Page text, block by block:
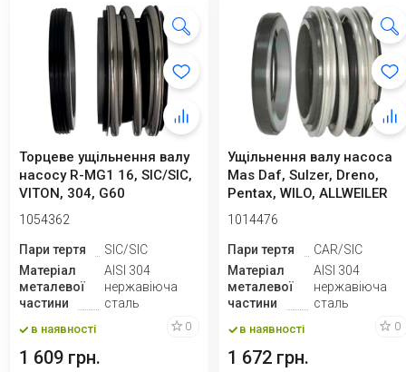
Торцеве ущільнення валу
насосу R-MG1 16, SIC/SIC,
VITON, 304, G60
1054362
Пари тертя
SIC/SIC
Матеріал
металевої
частини
AISI 304
нержавіюча
сталь
в наявності 0
1 609 грн.
Ущільнення валу насоса
Mas Daf, Sulzer, Dreno,
Pentax, WILO, ALLWEILER
ABS ти...
1014476
Пари тертя
CAR/SIC
Матеріал
металевої
частини
AISI 304
нержавіюча
сталь
в наявності 0
1 672 грн.